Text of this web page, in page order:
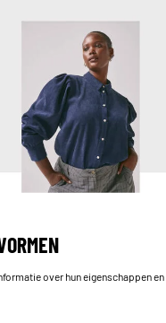
over hun eigenschappen en